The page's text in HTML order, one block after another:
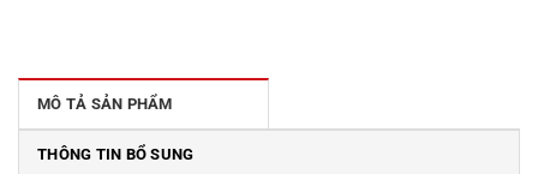
MÔ TẢ SẢN PHẨM
THÔNG TIN BỔ SUNG